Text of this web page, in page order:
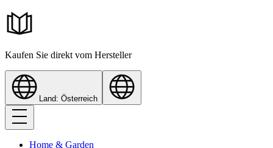
Kaufen Sie direkt vom Hersteller
Land: Österreich
Home & Garden